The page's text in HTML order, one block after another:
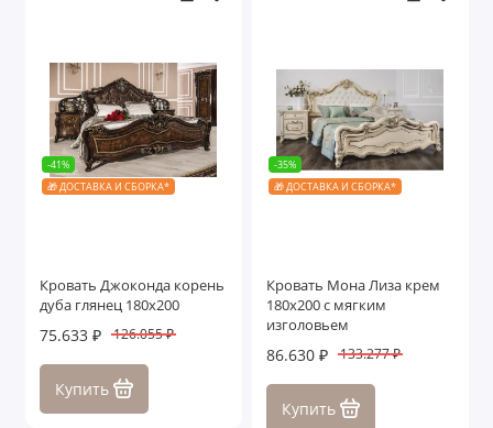
-41%
🎁 ДОСТАВКА И СБОРКА*
Кровать Джоконда корень
дуба глянец 180х200
75.633 ₽ 126.055 ₽
Купить
-35%
🎁 ДОСТАВКА И СБОРКА*
Кровать Мона Лиза крем
180х200 с мягким
изголовьем
86.630 ₽ 133.277 ₽
Купить